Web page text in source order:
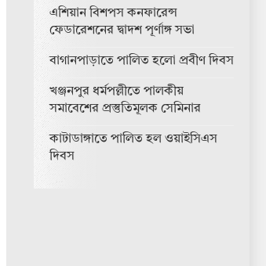
এশিয়ান বিশপস কনফারেন্স
ফেডারেশনের দ্বাদশ পূর্ণাঙ্গ সভা
বাগানপাড়াতে পালিত হলো প্রবীণ দিবস
খঞ্জনপুর ধর্মপল্লীতে পালকীয়
সমাবেশের প্রস্তুতিমূলক সেমিনার
কাটাডাঙ্গাতে পালিত হল ওয়াইসিএস
দিবস